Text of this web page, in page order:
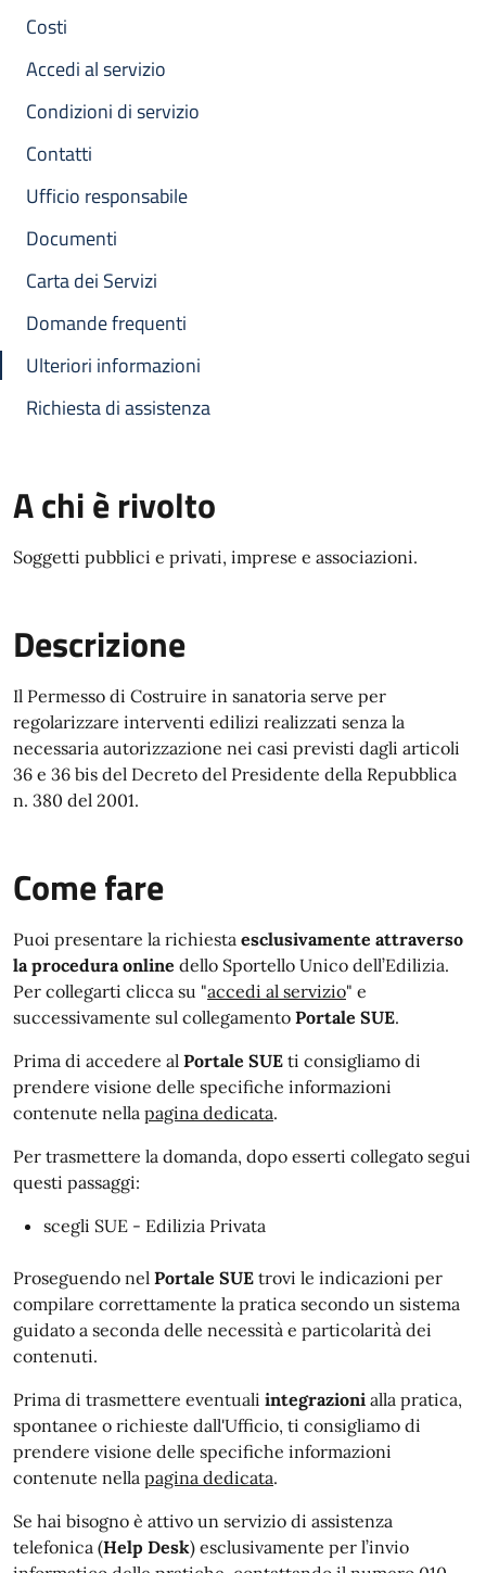
Costi
Accedi al servizio
Condizioni di servizio
Contatti
Ufficio responsabile
Documenti
Carta dei Servizi
Domande frequenti
Ulteriori informazioni
Richiesta di assistenza
A chi è rivolto
Soggetti pubblici e privati, imprese e associazioni.
Descrizione
Il Permesso di Costruire in sanatoria serve per
regolarizzare interventi edilizi realizzati senza la
necessaria autorizzazione nei casi previsti dagli articoli
36 e 36 bis del Decreto del Presidente della Repubblica
n. 380 del 2001.
Come fare
Puoi presentare la richiesta esclusivamente attraverso
la procedura online dello Sportello Unico dell’Edilizia.
Per collegarti clicca su "accedi al servizio" e
successivamente sul collegamento Portale SUE.
Prima di accedere al Portale SUE ti consigliamo di
prendere visione delle specifiche informazioni
contenute nella pagina dedicata.
Per trasmettere la domanda, dopo esserti collegato segui
questi passaggi:
scegli SUE - Edilizia Privata
Proseguendo nel Portale SUE trovi le indicazioni per
compilare correttamente la pratica secondo un sistema
guidato a seconda delle necessità e particolarità dei
contenuti.
Prima di trasmettere eventuali integrazioni alla pratica,
spontanee o richieste dall'Ufficio, ti consigliamo di
prendere visione delle specifiche informazioni
contenute nella pagina dedicata.
Se hai bisogno è attivo un servizio di assistenza
telefonica (Help Desk) esclusivamente per l’invio